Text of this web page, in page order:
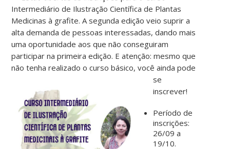
Intermediário de Ilustração Científica de Plantas
Medicinas à grafite. A segunda edição veio suprir a
alta demanda de pessoas interessadas, dando mais
uma oportunidade aos que não conseguiram
participar na primeira edição. E atenção: mesmo que
não tenha realizado o curso básico, você ainda pode
se
inscrever!
Período de
inscrições:
26/09 a
19/10.